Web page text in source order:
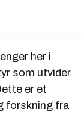
her i
som utvider
er et
forskning fra